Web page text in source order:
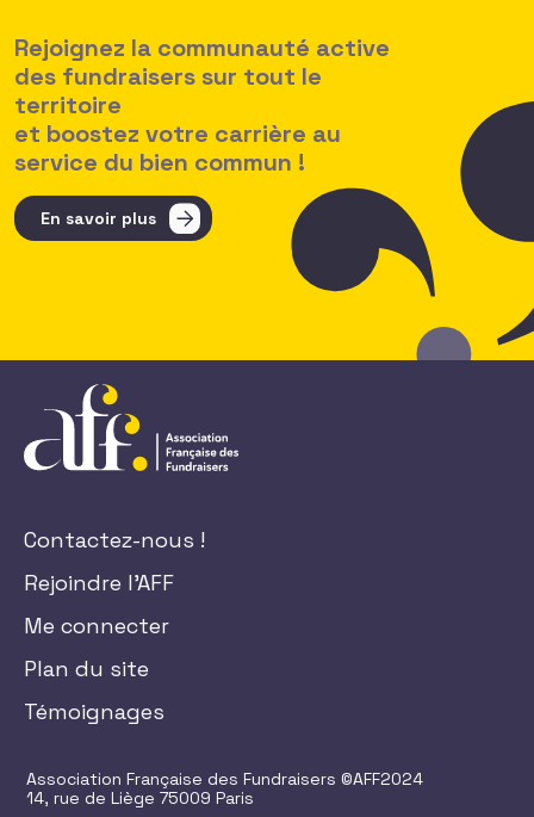
Rejoignez la communauté active
des fundraisers sur tout le
territoire
et boostez votre carrière au
service du bien commun !
En savoir plus
Contactez-nous !
Rejoindre l'AFF
Me connecter
Plan du site
Témoignages
Association Française des Fundraisers ©AFF2024
14, rue de Liège 75009 Paris